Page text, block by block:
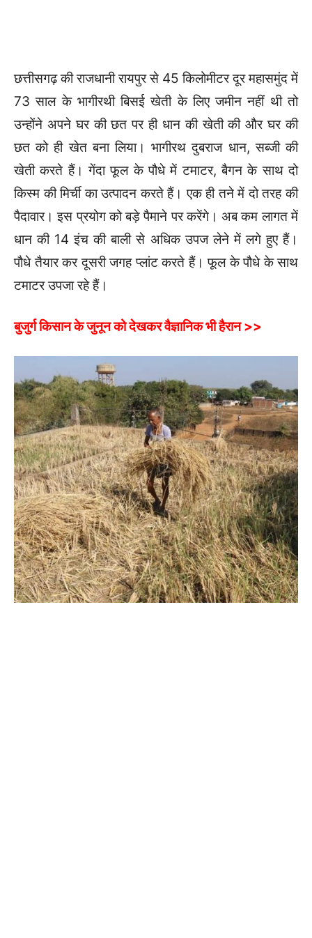
छत्तीसगढ़ की राजधानी रायपुर से 45 किलोमीटर दूर महासमुंद में
73 साल के भागीरथी बिसई खेती के लिए जमीन नहीं थी तो
उन्होंने अपने घर की छत पर ही धान की खेती की और घर की
छत को ही खेत बना लिया। भागीरथ दुबराज धान, सब्जी की
खेती करते हैं। गेंदा फूल के पौधे में टमाटर, बैगन के साथ दो
किस्म की मिर्ची का उत्पादन करते हैं। एक ही तने में दो तरह की
पैदावार। इस प्रयोग को बड़े पैमाने पर करेंगे। अब कम लागत में
धान की 14 इंच की बाली से अधिक उपज लेने में लगे हुए हैं।
पौधे तैयार कर दूसरी जगह प्लांट करते हैं। फूल के पौधे के साथ
टमाटर उपजा रहे हैं।
बुजुर्ग किसान के जुनून को देखकर वैज्ञानिक भी हैरान >>